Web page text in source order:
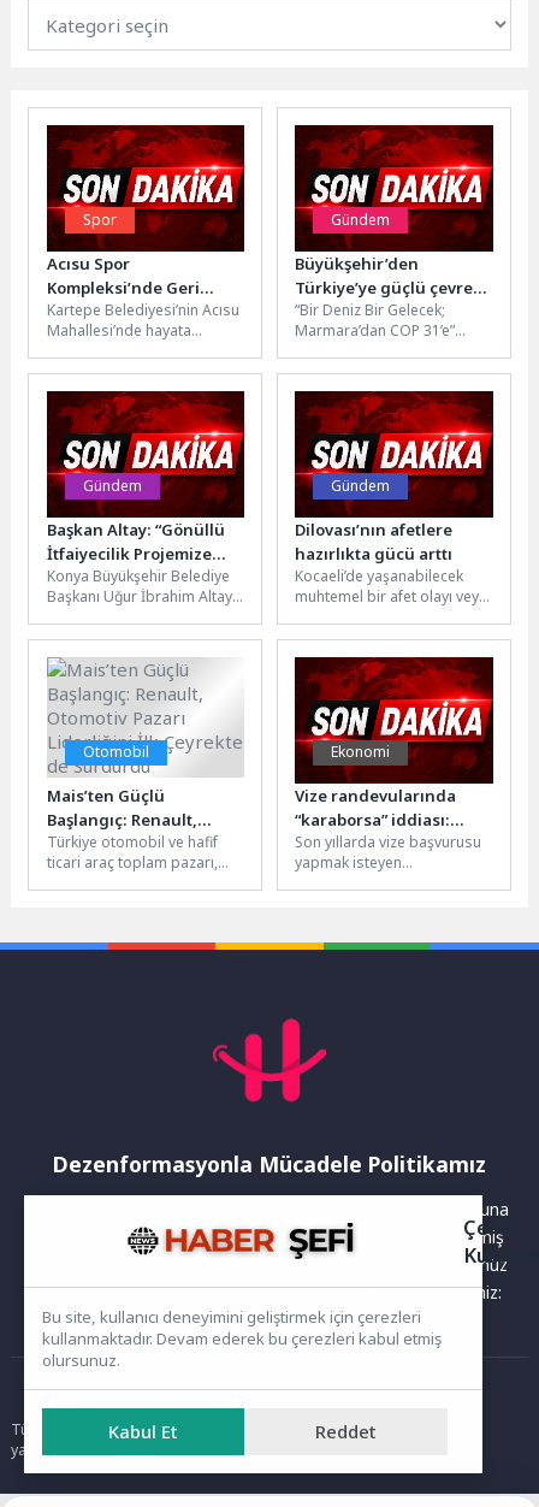
Spor
Acısu Spor
Kompleksi’nde Geri
Sayım
Kartepe Belediyesi’nin Acısu
Mahallesi’nde hayata
projesinde çalışmalar tüm
hızıyla sürüyor.Çok Yönlü
Spor...
Gündem
Büyükşehir’den
Türkiye’ye güçlü çevre
mesajı
“Bir Deniz Bir Gelecek;
Marmara’dan COP 31’e”
tarihlerinde Kocaeli Kongre
Merkezi’nde düzenlenecek...
Gündem
Başkan Altay: “Gönüllü
İtfaiyecilik Projemize
Katılan Tüm
Hemşehrilerimize
Teşekkür Ediyorum”
Konya Büyükşehir Belediye
Başkanı Uğur İbrahim Altay,
Gönüllü İtfaiyecilik Programı
kapsamında Çumra Apa...
Gündem
Dilovası’nın afetlere
hazırlıkta gücü arttı
Kocaeli’de yaşanabilecek
muhtemel bir afet olayı veya
hazırlıklı olmak için
çalışmalarını sürdüren...
Otomobil
Mais’ten Güçlü
Başlangıç: Renault,
Otomotiv Pazarı
Liderliğini İlk Çeyrekte
de Sürdürdü
Türkiye otomobil ve hafif
ticari araç toplam pazarı,
Ekonomi
Vize randevularında
“karaborsa” iddiası:
Şikayetler yüzde 38 arttı
Son yıllarda vize başvurusu
yapmak isteyen
Dezenformasyonla Mücadele Politikamız
Yayınlanan haberler doğruluk ilkesi gözetilerek hazırlanır. Buna
rağmen bazı içeriklerde eksik, hatalı veya güncelliğini yitirmiş
bilgiler bulunabilir.Yanlış veya yanıltıcı olduğunu düşündüğünüz
haberleri aşağıdaki iletişim kanallarından bize bildirebilirsiniz:
Ana Sayfa
Tüm hakları saklıdır. Sitede yer alan içerikler izinsiz kopyalanamaz,
yayımlanamaz ve kullanılamaz.
Çerez
Bu site, kullanıcı deneyimini geliştirmek için çerezleri
kullanmaktadır. Devam ederek bu çerezleri kabul etmiş
olursunuz.
Kabul Et Reddet